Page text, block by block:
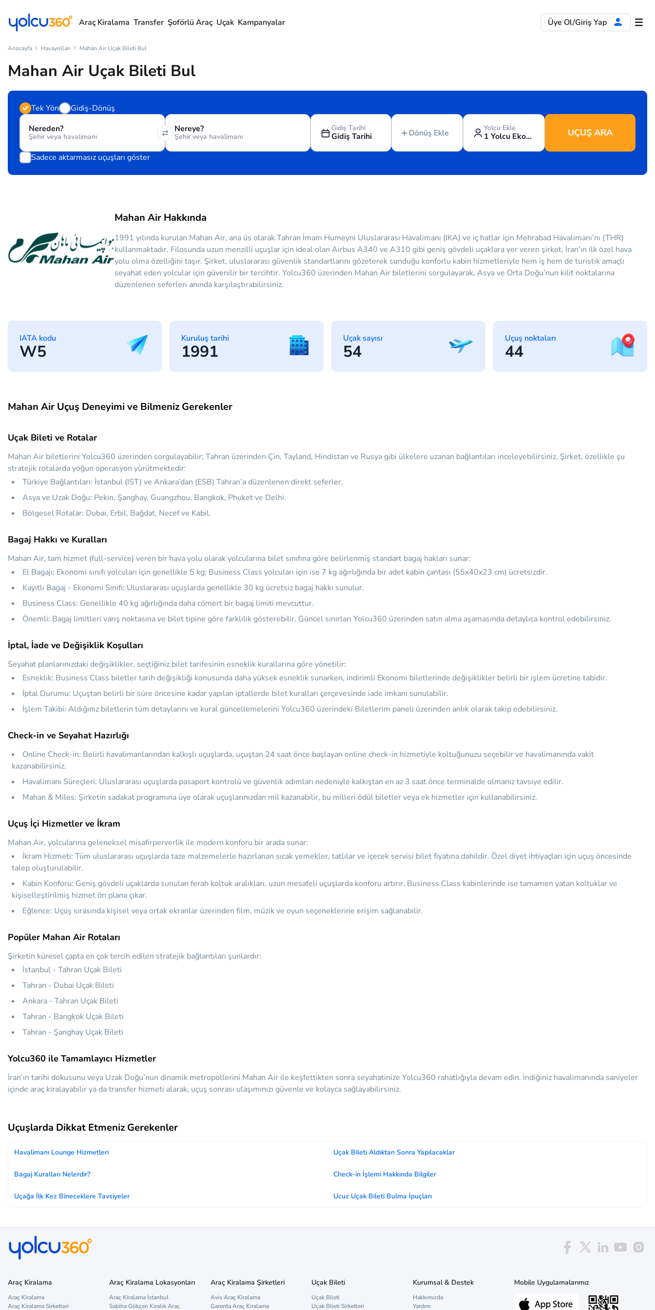
Araç Kiralama Transfer Şoförlü Araç Uçak Kampanyalar Üye Ol/Giriş Yap
Anasayfa Havayolları Mahan Air Uçak Bileti Bul
Mahan Air Uçak Bileti Bul
Tek Yön
Gidiş-Dönüş
Nereden?
Nereye? Gidiş Tarihi
Gidiş Tarihi Dönüş Ekle Yolcu Ekle
1 Yolcu Ekonomi UÇUŞ ARA
Sadece aktarmasız uçuşları göster
Mahan Air Hakkında
1991 yılında kurulan Mahan Air, ana üs olarak Tahran İmam Humeyni Uluslararası Havalimanı (IKA) ve iç hatlar için Mehrabad Havalimanı’nı (THR)
kullanmaktadır. Filosunda uzun menzilli uçuşlar için ideal olan Airbus A340 ve A310 gibi geniş gövdeli uçaklara yer veren şirket, İran’ın ilk özel hava
yolu olma özelliğini taşır. Şirket, uluslararası güvenlik standartlarını gözeterek sunduğu konforlu kabin hizmetleriyle hem iş hem de turistik amaçlı
seyahat eden yolcular için güvenilir bir tercihtir. Yolcu360 üzerinden Mahan Air biletlerini sorgulayarak, Asya ve Orta Doğu’nun kilit noktalarına
düzenlenen seferleri anında karşılaştırabilirsiniz.
IATA kodu
W5
Kuruluş tarihi
1991
Uçak sayısı
54
Uçuş noktaları
44
Mahan Air Uçuş Deneyimi ve Bilmeniz Gerekenler
Uçak Bileti ve Rotalar
Mahan Air biletlerini Yolcu360 üzerinden sorgulayabilir; Tahran üzerinden Çin, Tayland, Hindistan ve Rusya gibi ülkelere uzanan bağlantıları inceleyebilirsiniz. Şirket, özellikle şu
stratejik rotalarda yoğun operasyon yürütmektedir:
Türkiye Bağlantıları: İstanbul (IST) ve Ankara’dan (ESB) Tahran’a düzenlenen direkt seferler.
Asya ve Uzak Doğu: Pekin, Şanghay, Guangzhou, Bangkok, Phuket ve Delhi.
Bölgesel Rotalar: Dubai, Erbil, Bağdat, Necef ve Kabil.
Bagaj Hakkı ve Kuralları
Mahan Air, tam hizmet (full-service) veren bir hava yolu olarak yolcularına bilet sınıfına göre belirlenmiş standart bagaj hakları sunar:
El Bagajı: Ekonomi sınıfı yolcuları için genellikle 5 kg; Business Class yolcuları için ise 7 kg ağırlığında bir adet kabin çantası (55x40x23 cm) ücretsizdir.
Kayıtlı Bagaj - Ekonomi Sınıfı: Uluslararası uçuşlarda genellikle 30 kg ücretsiz bagaj hakkı sunulur.
Business Class: Genellikle 40 kg ağırlığında daha cömert bir bagaj limiti mevcuttur.
Önemli: Bagaj limitleri varış noktasına ve bilet tipine göre farklılık gösterebilir. Güncel sınırları Yolcu360 üzerinden satın alma aşamasında detaylıca kontrol edebilirsiniz.
İptal, İade ve Değişiklik Koşulları
Seyahat planlarınızdaki değişiklikler, seçtiğiniz bilet tarifesinin esneklik kurallarına göre yönetilir:
Esneklik: Business Class biletler tarih değişikliği konusunda daha yüksek esneklik sunarken, indirimli Ekonomi biletlerinde değişiklikler belirli bir işlem ücretine tabidir.
İptal Durumu: Uçuştan belirli bir süre öncesine kadar yapılan iptallerde bilet kuralları çerçevesinde iade imkanı sunulabilir.
İşlem Takibi: Aldığınız biletlerin tüm detaylarını ve kural güncellemelerini Yolcu360 üzerindeki Biletlerim paneli üzerinden anlık olarak takip edebilirsiniz.
Check-in ve Seyahat Hazırlığı
Online Check-in: Belirli havalimanlarından kalkışlı uçuşlarda, uçuştan 24 saat önce başlayan online check-in hizmetiyle koltuğunuzu seçebilir ve havalimanında vakit
kazanabilirsiniz.
Havalimanı Süreçleri: Uluslararası uçuşlarda pasaport kontrolü ve güvenlik adımları nedeniyle kalkıştan en az 3 saat önce terminalde olmanız tavsiye edilir.
Mahan & Miles: Şirketin sadakat programına üye olarak uçuşlarınızdan mil kazanabilir, bu milleri ödül biletler veya ek hizmetler için kullanabilirsiniz.
Uçuş İçi Hizmetler ve İkram
Mahan Air, yolcularına geleneksel misafirperverlik ile modern konforu bir arada sunar:
İkram Hizmeti: Tüm uluslararası uçuşlarda taze malzemelerle hazırlanan sıcak yemekler, tatlılar ve içecek servisi bilet fiyatına dahildir. Özel diyet ihtiyaçları için uçuş öncesinde
talep oluşturulabilir.
Kabin Konforu: Geniş gövdeli uçaklarda sunulan ferah koltuk aralıkları, uzun mesafeli uçuşlarda konforu artırır. Business Class kabinlerinde ise tamamen yatan koltuklar ve
kişiselleştirilmiş hizmet ön plana çıkar.
Eğlence: Uçuş sırasında kişisel veya ortak ekranlar üzerinden film, müzik ve oyun seçeneklerine erişim sağlanabilir.
Popüler Mahan Air Rotaları
Şirketin küresel çapta en çok tercih edilen stratejik bağlantıları şunlardır:
İstanbul - Tahran Uçak Bileti
Tahran - Dubai Uçak Bileti
Ankara - Tahran Uçak Bileti
Tahran - Bangkok Uçak Bileti
Tahran - Şanghay Uçak Bileti
Yolcu360 ile Tamamlayıcı Hizmetler
İran’ın tarihi dokusunu veya Uzak Doğu’nun dinamik metropollerini Mahan Air ile keşfettikten sonra seyahatinize Yolcu360 rahatlığıyla devam edin. İndiğiniz havalimanında saniyeler
içinde araç kiralayabilir ya da transfer hizmeti alarak, uçuş sonrası ulaşımınızı güvenle ve kolayca sağlayabilirsiniz.
Uçuşlarda Dikkat Etmeniz Gerekenler
Havalimanı Lounge Hizmetleri Uçak Bileti Aldıktan Sonra Yapılacaklar
Bagaj Kuralları Nelerdir? Check-in İşlemi Hakkında Bilgiler
Uçağa İlk Kez Bineceklere Tavsiyeler Ucuz Uçak Bileti Bulma İpuçları
Araç Kiralama
Araç Kiralama
Araç Kiralama Sirketleri
Araç Kiralama Lokasyonları
Araç Kiralama İstanbul
Sabiha Gökçen Kiralık Araç
Araç Kiralama Şirketleri
Avis Araç Kiralama
Garenta Araç Kiralama
Uçak Bileti
Uçak Bileti
Uçak Bileti Sirketleri
Kurumsal & Destek
Hakkımızda
Yardım
Mobile Uygulamalarımız